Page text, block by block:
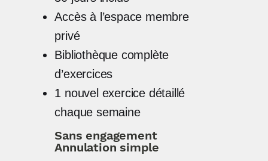
Accès à l’espace membre
privé
Bibliothèque complète
d’exercices
1 nouvel exercice détaillé
chaque semaine
Sans engagement
Annulation simple